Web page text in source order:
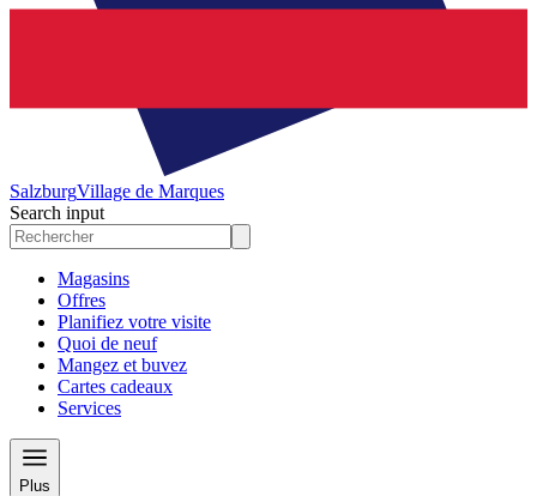
SalzburgVillage de Marques
Search input
Magasins
Offres
Planifiez votre visite
Quoi de neuf
Mangez et buvez
Cartes cadeaux
Services
Plus